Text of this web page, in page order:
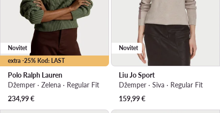
extra -25% Kod: LAST
Novitet
Polo Ralph Lauren
Džemper · Zelena · Regular Fit
234,99€
Novitet
Liu Jo Sport
Džemper · Siva · Regular Fit
159,99€